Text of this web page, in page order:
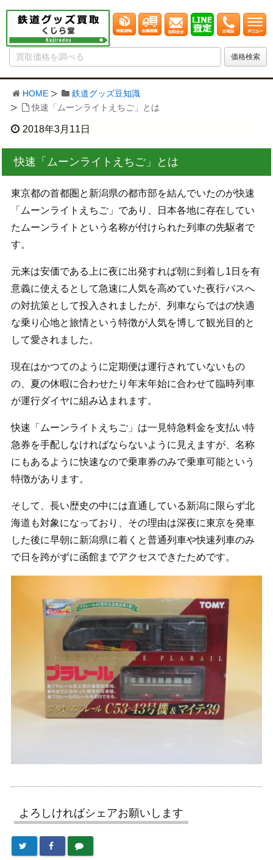
HOME
鉄道グッズ豆知識
快速「ムーンライトえちご」とは
2018年3月11日
快速「ムーンライトえちご」とは
東京都の首都圏と新潟県の都市部を結んでいたのが快速
「ムーンライトえちご」であり、日本各地に存在してい
たムーンライトという名称が付けられた列車の先駆者で
す。
元来は安価である上に夜に出発すれば朝に到着し1日を有
意義に使えるとして急速に人気を高めていた夜行バスへ
の対抗策として投入されましたが、列車ならではの快適
な乗り心地と旅情という特徴が人気を博して観光目的と
して愛されました。
現在はかつてのように定期便は運行されていないもの
の、夏の休暇に合わせたり年末年始に合わせて臨時列車
が運行ダイヤに組み込まれます。
快速「ムーンライトえちご」は一見特急料金を支払い特
急券を手配しなければならないように見えますが、名称
にもあるように快速なので乗車券のみで乗車可能という
特徴があります。
そして、長い歴史の中には直通している新潟に限らず北
海道も対象になっており、その理由は深夜に東京を発車
した後に早朝に新潟県に着くと普通列車や快速列車のみ
で日を跨がずに函館までアクセスできたためです。
よろしければシェアお願いします